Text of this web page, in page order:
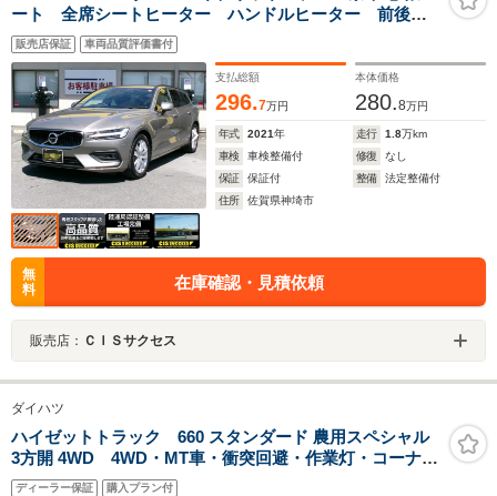
ート 全席シートヒーター ハンドルヒーター 前後ド
ライブレコーダー フットオープン電動バックドア 純
正ナビ フルセグTV カープレイ接続 切り替付き全方
位カメラ
販売店保証 車両品質評価書付
支払総額
296.7万円
本体価格
280.8万円
年式 2021年 走行 1.8万km
車検
車検整備付 修復
なし
保証
保証付 整備
法定整備付
住所
佐賀県神埼市
無
料
在庫確認・見積依頼
販売店： ＣＩＳサクセス
ダイハツ
ハイゼットトラック 660 スタンダード 農用スペシャル
3方開 4WD 4WD・MT車・衝突回避・作業灯・コーナー
センサー・エコアイドル・エアコン
ディーラー保証 購入プラン付